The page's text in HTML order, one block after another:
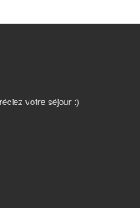
votre séjour :)